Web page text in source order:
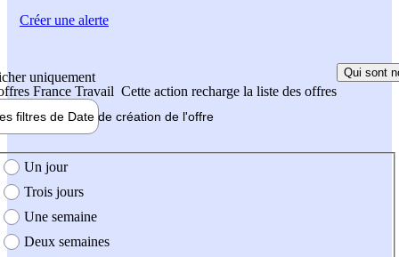
uniquement
France Travail Cette action recharge la liste des offres
Qui sont
filtres de Date de création de l'offre
création de l'offre
Un jour
Trois jours
Une semaine
Deux semaines
Créer une alerte